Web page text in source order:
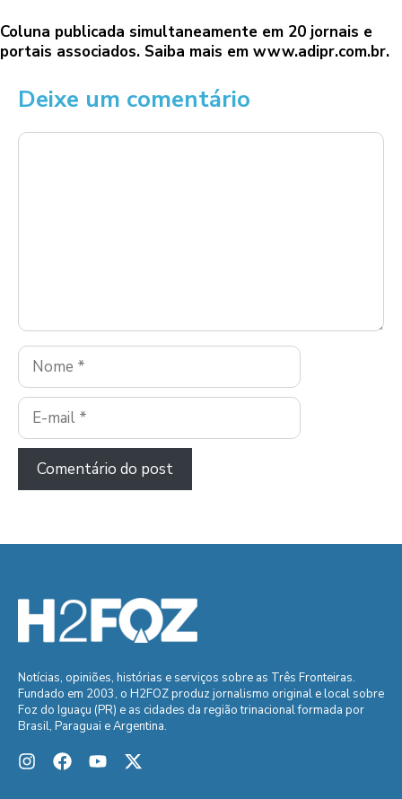
Coluna publicada simultaneamente em 20 jornais e
portais associados. Saiba mais em www.adipr.com.br.
Deixe um comentário
Comentário
Nome
E-
mail
Notícias, opiniões, histórias e serviços sobre as Três Fronteiras.
Fundado em 2003, o H2FOZ produz jornalismo original e local sobre
Foz do Iguaçu (PR) e as cidades da região trinacional formada por
Brasil, Paraguai e Argentina.